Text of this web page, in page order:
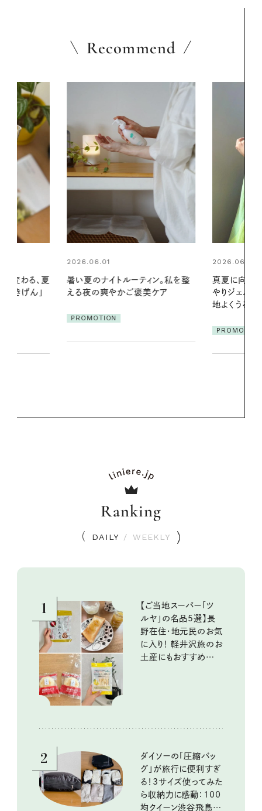
Recommend
ン。私を整
ケア
2026.06.01
真夏に向けて、ハーブが香るひん
やりジェルと出合う。暑い季節に心
ア
2026.07.21
発・ベーリングの
リーとの重
Ranking
DAILY / WEEKLY
1
【ご当地スーパー「ツ
ルヤ」の名品5選】長
野在住・地元民のお気
に入り！ 軽井沢旅のお
土産にもおすすめのお
2
ダイソーの「圧縮バッ
グ」が旅行に便利すぎ
る！3サイズ使ってみた
ら収納力に感動：100
均クイーン渋谷飛鳥の